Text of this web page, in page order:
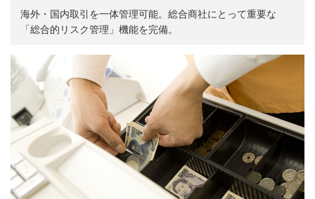
海外・国内取引を一体管理可能。総合商社にとって重要な
「総合的リスク管理」機能を完備。